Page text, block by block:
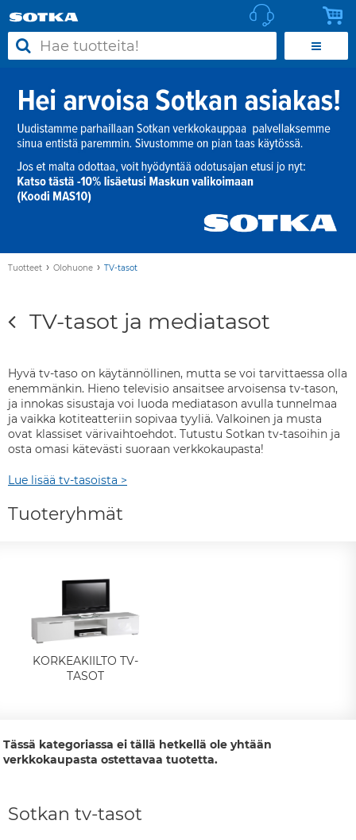
Tuotteet › Olohuone › TV-tasot
TV-tasot ja mediatasot
Hyvä tv-taso on käytännöllinen, mutta se voi tarvittaessa olla
enemmänkin. Hieno televisio ansaitsee arvoisensa tv-tason,
ja innokas sisustaja voi luoda mediatason avulla tunnelmaa
ja vaikka kotiteatteriin sopivaa tyyliä. Valkoinen ja musta
ovat klassiset värivaihtoehdot. Tutustu Sotkan tv-tasoihin ja
osta omasi kätevästi suoraan verkkokaupasta!
Lue lisää tv-tasoista >
Tuoteryhmät
KORKEAKIILTO TV-
TASOT
Tässä kategoriassa ei tällä hetkellä ole yhtään
verkkokaupasta ostettavaa tuotetta.
Sotkan tv-tasot